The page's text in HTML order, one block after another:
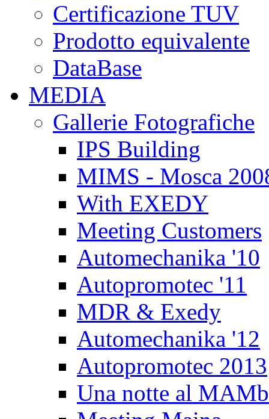
Certificazione TUV
Prodotto equivalente
DataBase
MEDIA
Gallerie Fotografiche
IPS Building
MIMS - Mosca
With EXEDY
Meeting Customers
Automechanika '10
Autopromotec '11
MDR & Exedy
Automechanika '12
Autopromotec 2013
Una notte al